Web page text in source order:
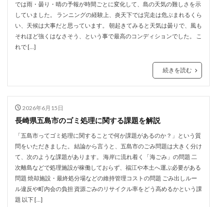
では雨・曇り・晴の予報が時間ごとに変化して、島の天気の難しさを示
していました。 ランニングの経験上、炎天下では完走は危ぶまれるくら
い、天候は大事だと思っています。 朝起きてみると天気は曇りで、風も
それほど強くはなさそう、という事で最高のコンディションでした。 こ
れで […]
続きを読む
2026年6月15日
長崎県五島市のゴミ処理に関する課題を解説
「五島市ってゴミ処理に関することで何か課題があるのか？」という質
問をいただきました。 結論から言うと、五島市のごみ問題は大きく分け
て、次のような課題があります。 海岸に流れ着く「海ごみ」の問題 二
次離島などで処理施設が稼働しておらず、福江や本土へ運ぶ必要がある
問題 焼却施設・最終処分場などの維持管理コストの問題 ごみ出しルー
ル違反や町内会の負担 資源ごみのリサイクル率をどう高めるかという課
題 以下 […]